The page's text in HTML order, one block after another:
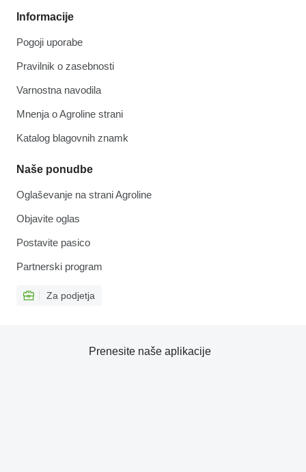
Informacije
Pogoji uporabe
Pravilnik o zasebnosti
Varnostna navodila
Mnenja o Agroline strani
Katalog blagovnih znamk
Naše ponudbe
Oglaševanje na strani Agroline
Objavite oglas
Postavite pasico
Partnerski program
Za podjetja
Prenesite naše aplikacije